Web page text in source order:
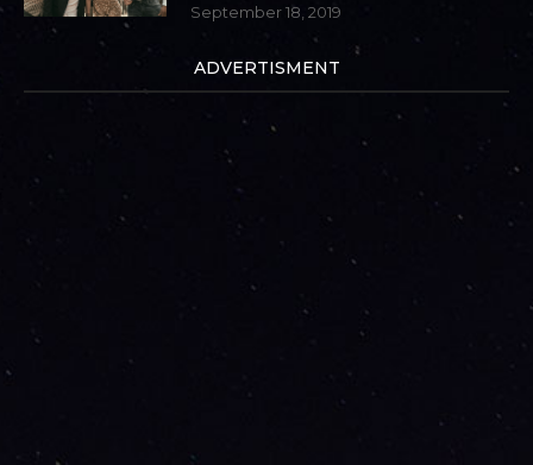
September 18, 2019
ADVERTISMENT